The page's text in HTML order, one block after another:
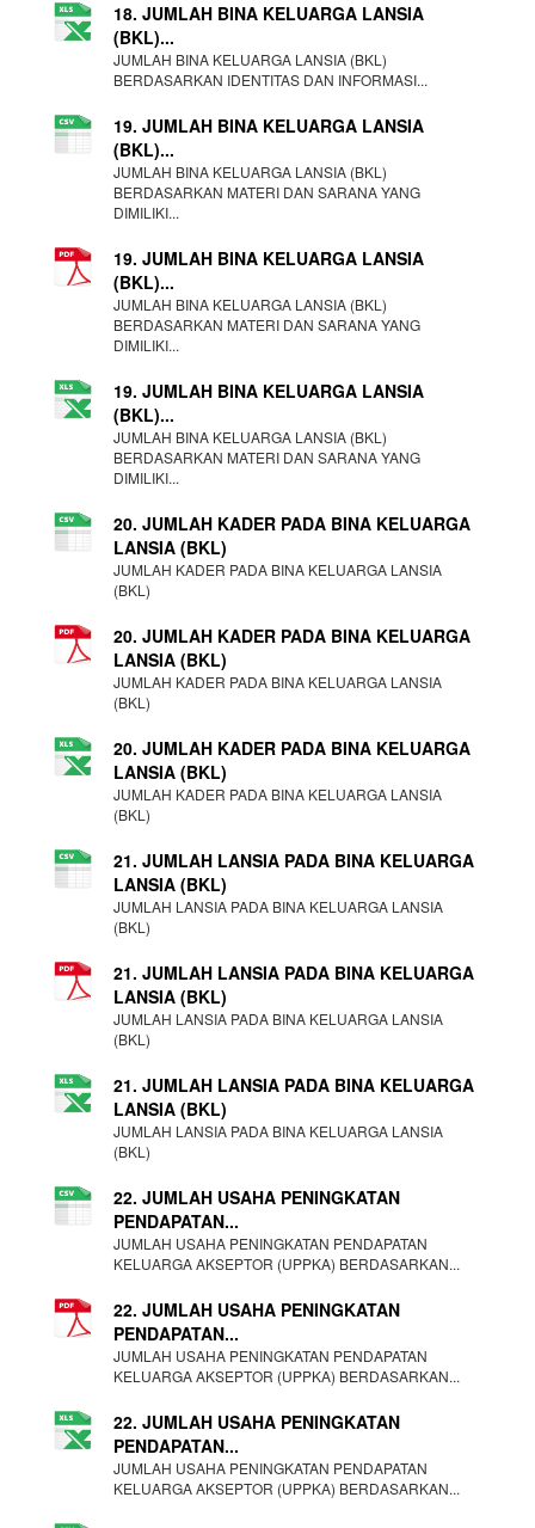
18. JUMLAH BINA KELUARGA LANSIA
(BKL)...
JUMLAH BINA KELUARGA LANSIA (BKL)
BERDASARKAN IDENTITAS DAN INFORMASI...
19. JUMLAH BINA KELUARGA LANSIA
(BKL)...
JUMLAH BINA KELUARGA LANSIA (BKL)
BERDASARKAN MATERI DAN SARANA YANG
DIMILIKI...
19. JUMLAH BINA KELUARGA LANSIA
(BKL)...
JUMLAH BINA KELUARGA LANSIA (BKL)
BERDASARKAN MATERI DAN SARANA YANG
DIMILIKI...
19. JUMLAH BINA KELUARGA LANSIA
(BKL)...
JUMLAH BINA KELUARGA LANSIA (BKL)
BERDASARKAN MATERI DAN SARANA YANG
DIMILIKI...
20. JUMLAH KADER PADA BINA KELUARGA
LANSIA (BKL)
JUMLAH KADER PADA BINA KELUARGA LANSIA
(BKL)
20. JUMLAH KADER PADA BINA KELUARGA
LANSIA (BKL)
JUMLAH KADER PADA BINA KELUARGA LANSIA
(BKL)
20. JUMLAH KADER PADA BINA KELUARGA
LANSIA (BKL)
JUMLAH KADER PADA BINA KELUARGA LANSIA
(BKL)
21. JUMLAH LANSIA PADA BINA KELUARGA
LANSIA (BKL)
JUMLAH LANSIA PADA BINA KELUARGA LANSIA
(BKL)
21. JUMLAH LANSIA PADA BINA KELUARGA
LANSIA (BKL)
JUMLAH LANSIA PADA BINA KELUARGA LANSIA
(BKL)
21. JUMLAH LANSIA PADA BINA KELUARGA
LANSIA (BKL)
JUMLAH LANSIA PADA BINA KELUARGA LANSIA
(BKL)
22. JUMLAH USAHA PENINGKATAN
PENDAPATAN...
JUMLAH USAHA PENINGKATAN PENDAPATAN
KELUARGA AKSEPTOR (UPPKA) BERDASARKAN...
22. JUMLAH USAHA PENINGKATAN
PENDAPATAN...
JUMLAH USAHA PENINGKATAN PENDAPATAN
KELUARGA AKSEPTOR (UPPKA) BERDASARKAN...
22. JUMLAH USAHA PENINGKATAN
PENDAPATAN...
JUMLAH USAHA PENINGKATAN PENDAPATAN
KELUARGA AKSEPTOR (UPPKA) BERDASARKAN...